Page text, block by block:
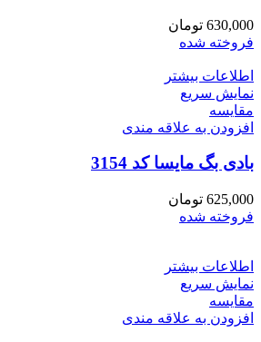
630,000 تومان
فروخته شده
اطلاعات بیشتر
نمایش سریع
مقايسه
افزودن به علاقه مندی
بادی بگ مایسا کد 3154
625,000 تومان
فروخته شده
اطلاعات بیشتر
نمایش سریع
مقايسه
افزودن به علاقه مندی